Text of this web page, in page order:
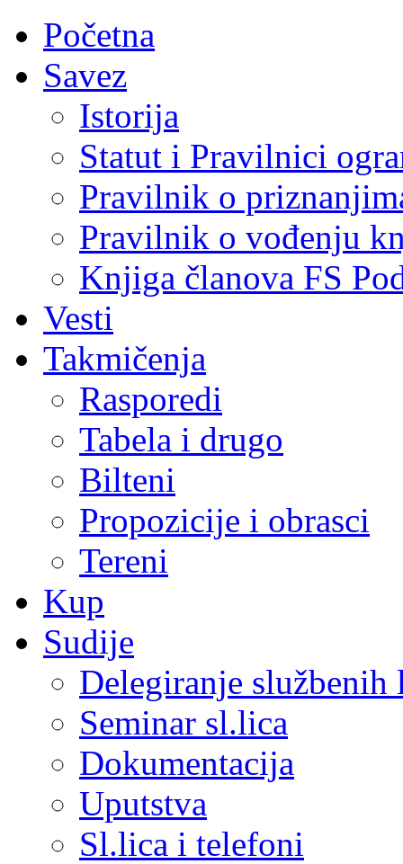
Početna
Savez
Istorija
Statut i Pravilnici
Pravilnik o
Pravilnik o vođenju
Knjiga članova FS
Vesti
Takmičenja
Rasporedi
Tabela i drugo
Bilteni
Propozicije i obrasci
Tereni
Kup
Sudije
Delegiranje službenih
Seminar sl.lica
Dokumentacija
Uputstva
Sl.lica i telefoni